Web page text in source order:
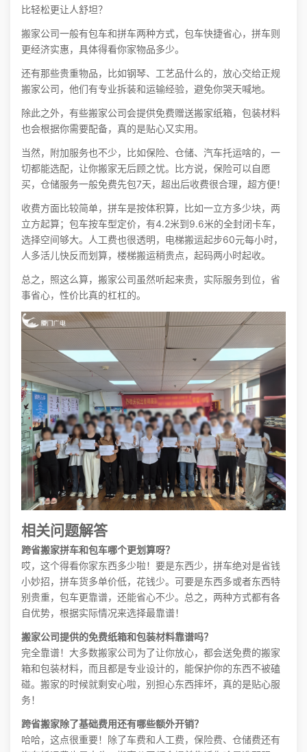
比轻松更让人舒坦？
搬家公司一般有包车和拼车两种方式，包车快捷省心，拼车则
更经济实惠，具体得看你家物品多少。
还有那些贵重物品，比如钢琴、工艺品什么的，放心交给正规
搬家公司，他们有专业拆装和运输经验，避免你哭天喊地。
除此之外，有些搬家公司会提供免费赠送搬家纸箱，包装材料
也会根据你需要配备，真的是贴心又实用。
当然，附加服务也不少，比如保险、仓储、汽车托运啥的，一
切都能选配，让你搬家无后顾之忧。比方说，保险可以自愿
买，仓储服务一般免费先包7天，超出后收费很合理，超方便！
收费方面比较简单，拼车是按体积算，比如一立方多少块，两
立方起算；包车按车型定价，有4.2米到9.6米的全封闭卡车，
选择空间够大。人工费也很透明，电梯搬运起步60元每小时，
人多活儿快反而划算，楼梯搬运稍贵点，起码两小时起收。
总之，照这么算，搬家公司虽然听起来贵，实际服务到位，省
事省心，性价比真的杠杠的。
相关问题解答
跨省搬家拼车和包车哪个更划算呀？
哎，这个得看你家东西多少啦！要是东西少，拼车绝对是省钱
小妙招，拼车货多单价低，花钱少。可要是东西多或者东西特
别贵重，包车更靠谱，还能省心不少。总之，两种方式都有各
自优势，根据实际情况来选择最靠谱！
搬家公司提供的免费纸箱和包装材料靠谱吗？
完全靠谱！大多数搬家公司为了让你放心，都会送免费的搬家
箱和包装材料，而且都是专业设计的，能保护你的东西不被磕
碰。搬家的时候就剩安心啦，别担心东西摔坏，真的是贴心服
务！
跨省搬家除了基础费用还有哪些额外开销？
哈哈，这点很重要！除了车费和人工费，保险费、仓储费还有